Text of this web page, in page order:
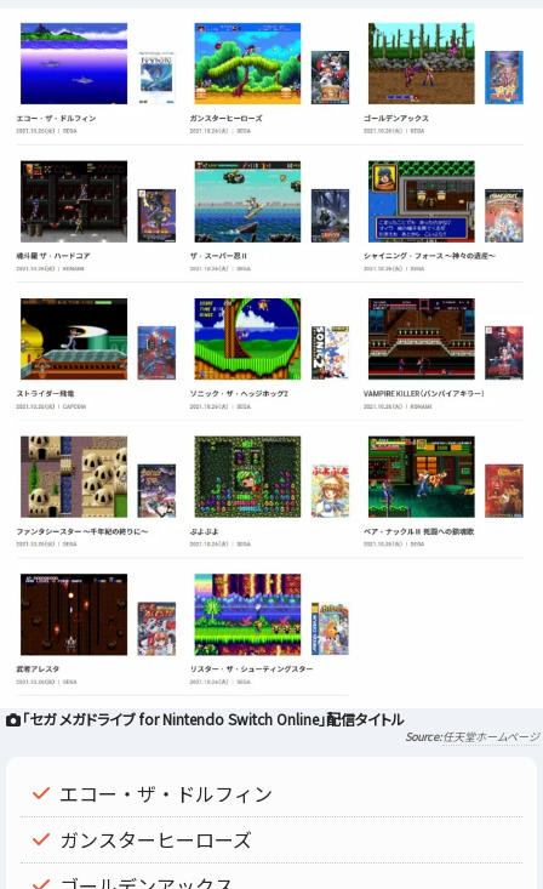
「セガ メガドライブ for Nintendo Switch Online」配信タイトル
任天堂ホームページ
エコー・ザ・ドルフィン
ガンスターヒーローズ